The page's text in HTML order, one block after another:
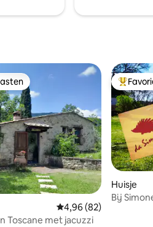
vanaf
Gemiddelde
4,96 (82)
Toscane met jacuzzi
Huisje
Bij